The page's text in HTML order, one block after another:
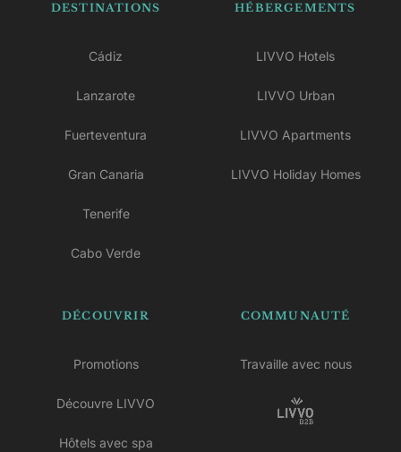
DESTINATIONS
Cádiz
Lanzarote
Fuerteventura
Gran Canaria
Tenerife
Cabo Verde
HÉBERGEMENTS
LIVVO Hotels
LIVVO Urban
LIVVO Apartments
LIVVO Holiday Homes
DÉCOUVRIR
Promotions
Découvre LIVVO
Hôtels avec spa
COMMUNAUTÉ
Travaille avec nous